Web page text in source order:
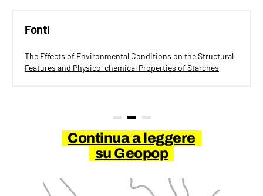
Fonti
The Effects of Environmental Conditions on the Structural
Features and Physico-chemical Properties of Starches
Continua a leggere
su Geopop